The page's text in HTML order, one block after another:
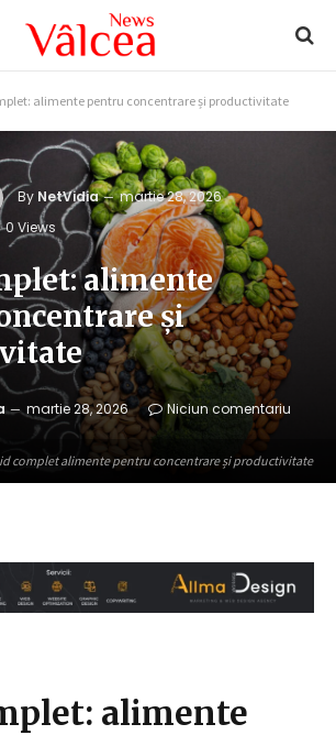
alimente pentru concentrare și productivitate
complet alimente pentru concentrare și productivitate
By NetVidia
martie 28, 2026
0 Views
alimente
și
martie 28, 2026
Niciun comentariu
alimente